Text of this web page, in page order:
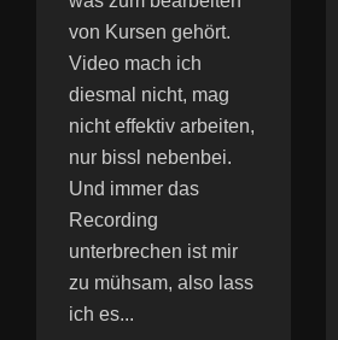
von Kursen gehört.
Video mach ich
diesmal nicht, mag
nicht effektiv arbeiten,
nur bissl nebenbei.
Und immer das
Recording
unterbrechen ist mir
zu mühsam, also lass
ich es...